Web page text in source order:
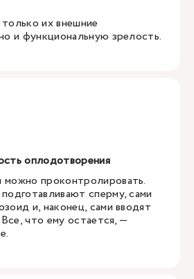
их внешние
и функциональную зрелость.
оплодотворения
проконтролировать.
сперму, сами
и, наконец, сами вводят
что ему остается, —